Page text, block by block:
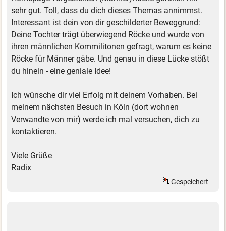
sehr gut. Toll, dass du dich dieses Themas annimmst.
Interessant ist dein von dir geschilderter Beweggrund:
Deine Tochter trägt überwiegend Röcke und wurde von
ihren männlichen Kommilitonen gefragt, warum es keine
Röcke für Männer gäbe. Und genau in diese Lücke stößt
du hinein - eine geniale Idee!
Ich wünsche dir viel Erfolg mit deinem Vorhaben. Bei
meinem nächsten Besuch in Köln (dort wohnen
Verwandte von mir) werde ich mal versuchen, dich zu
kontaktieren.
Viele Grüße
Radix
Gespeichert